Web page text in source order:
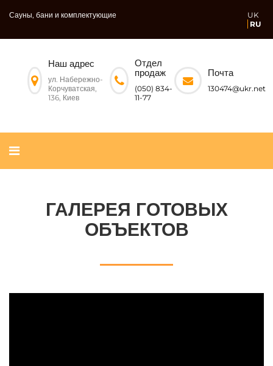
Сауны, бани и комплектующие
UK
RU
Наш адрес
ул. Набережно-
Корчуватская,
136, Киев
Отдел
продаж
(050) 834-
11-77
Почта
130474@ukr.net
ГАЛЕРЕЯ ГОТОВЫХ
ОБЪЕКТОВ